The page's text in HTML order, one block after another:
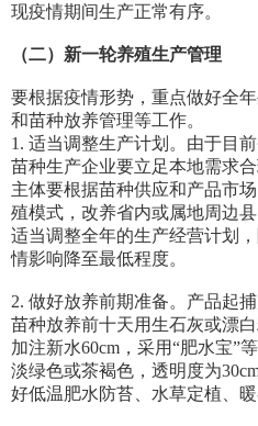
现疫情期间生产正常有序。
（二）新一轮养殖生产管理
要根据疫情形势，重点做好全
和苗种放养管理等工作。
1. 适当调整生产计划。由于目
苗种生产企业要立足本地需求
主体要根据苗种供应和产品市
殖模式，改养省内或属地周边
适当调整全年的生产经营计划
情影响降至最低程度。
2. 做好放养前期准备。产品起
苗种放养前十天用生石灰或漂
加注新水60cm，采用“肥水宝”
淡绿色或茶褐色，透明度为
好低温肥水防苔、水草定植、暖